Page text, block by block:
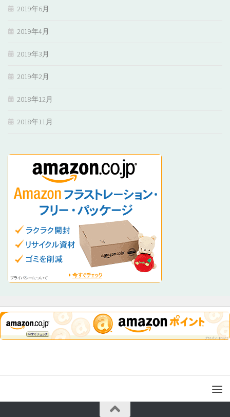
2019年6月
2019年4月
2019年3月
2019年2月
2018年12月
2018年11月